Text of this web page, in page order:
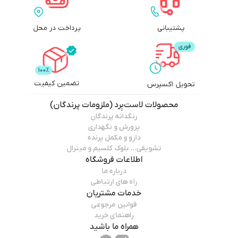
پشتیبانی پرداخت در محل
تحویل اکسپرس تضمین کیفیت
محصولات لاست‌بِرد (ملزومات پرندگان)
رنگدانه پرندگان
پرورش و نگهداری
دارو و مکمل پرنده
تشویقی… بلوک کلسیم و مینرال
اطلاعات فروشگاه
درباره ما
راه های ارتباطی
خدمات مشتریان
قوانین مرجوعی
راهنمای خرید
همراه ما باشید